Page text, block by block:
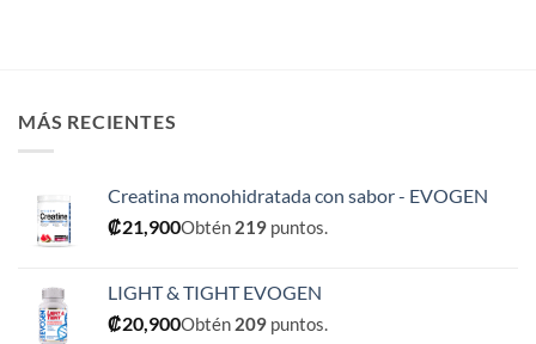
MÁS RECIENTES
Creatina monohidratada con sabor - EVOGEN
₡21,900Obtén 219 puntos.
LIGHT & TIGHT EVOGEN
₡20,900Obtén 209 puntos.